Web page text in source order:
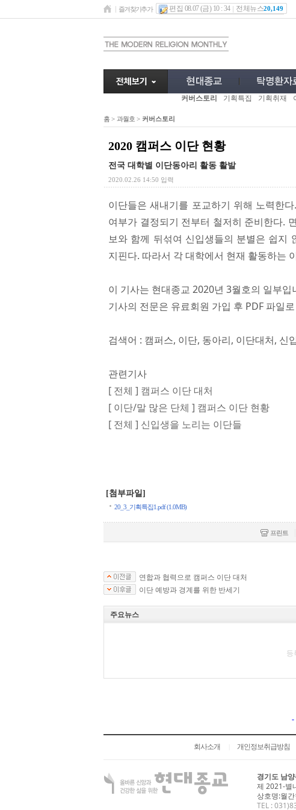
즐겨찾기추가 편집 08.07 (금) 10 : 34 전체뉴스20,149
커버스토리 기획특집 기획취재
홈 > 과월호 > 커버스토리
2020 캠퍼스 이단 현황
전국 대학별 이단동아리 활동 활발
2020.02.26 14:50 입력
이단들은 새내기를 포교하기 위해 노력한
여부가 결정되기 전부터 철저히 준비한다.
보와 함께 뒤섞여 신입생들의 분별은 쉽지
지핀다. 따라서 각 대학에서 현재 활동하는
이 기사는 현대종교 2020년 3월호의 일부입
기사의 전문은 유료회원 가입 후 PDF 파일
검색어 : 캠퍼스, 이단, 동아리, 이단대처, 신
관련기사
[ 전체 ] 캠퍼스 이단 대처
[ 이단/말 많은 단체 ] 캠퍼스 이단 현황
[ 전체 ] 신입생을 노리는 이단들
[첨부파일]
20_3_기획특집1.pdf (1.0MB)
프린트
연합과 협력으로 캠퍼스 이단 대처
이단 예방과 경계를 위한 반세기
주요뉴스
등
-
회사소개 개인정보취급방침
경기도 남
제 2021-별
상호명:월
TEL : 031)